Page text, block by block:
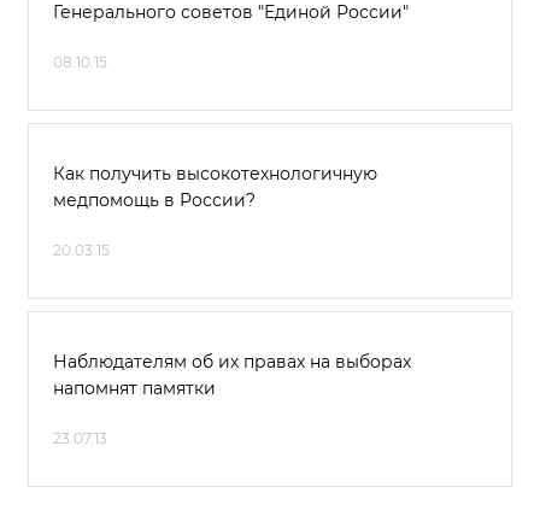
Генерального советов "Единой России"
08.10.15
Как получить высокотехнологичную
медпомощь в России?
20.03.15
Наблюдателям об их правах на выборах
напомнят памятки
23.07.13